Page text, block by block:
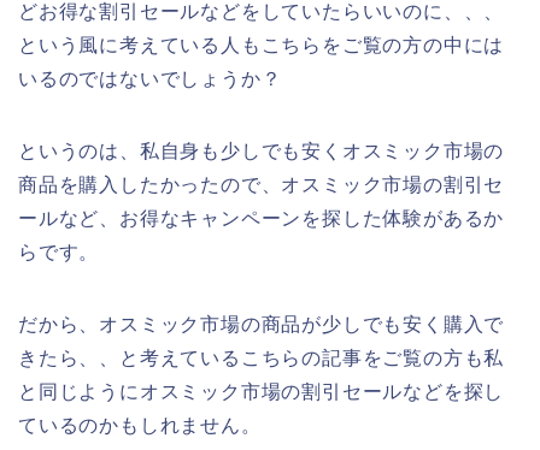
どお得な割引セールなどをしていたらいいのに、、、
という風に考えている人もこちらをご覧の方の中には
いるのではないでしょうか？
というのは、私自身も少しでも安くオスミック市場の
商品を購入したかったので、オスミック市場の割引セ
ールなど、お得なキャンペーンを探した体験があるか
らです。
だから、オスミック市場の商品が少しでも安く購入で
きたら、、と考えているこちらの記事をご覧の方も私
と同じようにオスミック市場の割引セールなどを探し
ているのかもしれません。